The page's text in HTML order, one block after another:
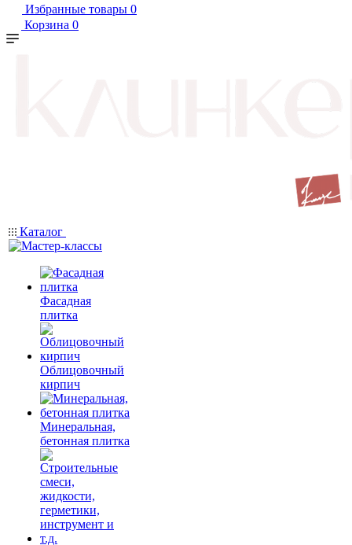
Избранные товары 0
Корзина 0
Каталог
Фасадная
плитка
Облицовочный
кирпич
Минеральная,
бетонная плитка